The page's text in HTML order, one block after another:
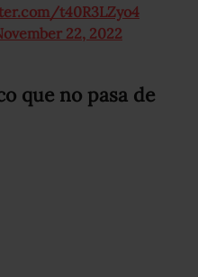
t40R3LZyo4
22, 2022
que no pasa de